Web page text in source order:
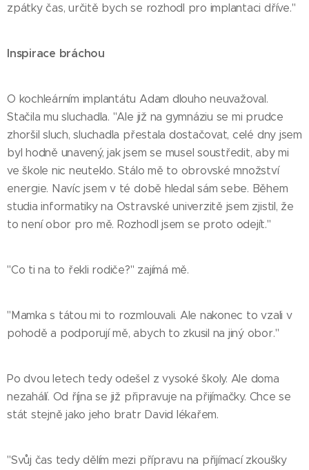
zpátky čas, určitě bych se rozhodl pro implantaci dříve."
Inspirace bráchou
O kochleárním implantátu Adam dlouho neuvažoval.
Stačila mu sluchadla. "Ale již na gymnáziu se mi prudce
zhoršil sluch, sluchadla přestala dostačovat, celé dny jsem
byl hodně unavený, jak jsem se musel soustředit, aby mi
ve škole nic neuteklo. Stálo mě to obrovské množství
energie. Navíc jsem v té době hledal sám sebe. Během
studia informatiky na Ostravské univerzitě jsem zjistil, že
to není obor pro mě. Rozhodl jsem se proto odejít."
"Co ti na to řekli rodiče?" zajímá mě.
"Mamka s tátou mi to rozmlouvali. Ale nakonec to vzali v
pohodě a podporují mě, abych to zkusil na jiný obor."
Po dvou letech tedy odešel z vysoké školy. Ale doma
nezahálí. Od října se již připravuje na přijímačky. Chce se
stát stejně jako jeho bratr David lékařem.
"Svůj čas tedy dělím mezi přípravu na přijímací zkoušky